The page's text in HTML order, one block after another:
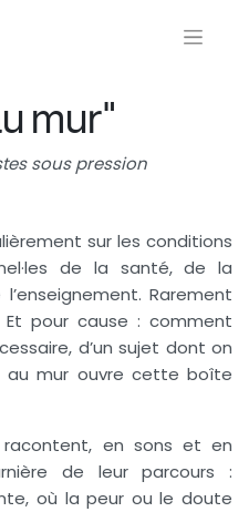
mur"
sous pression
sur les conditions
de la santé, de la
Rarement
Et pour cause : comment
d’un sujet dont on
au mur ouvre cette boîte
racontent, en sons et en
de leur parcours :
où la peur ou le doute